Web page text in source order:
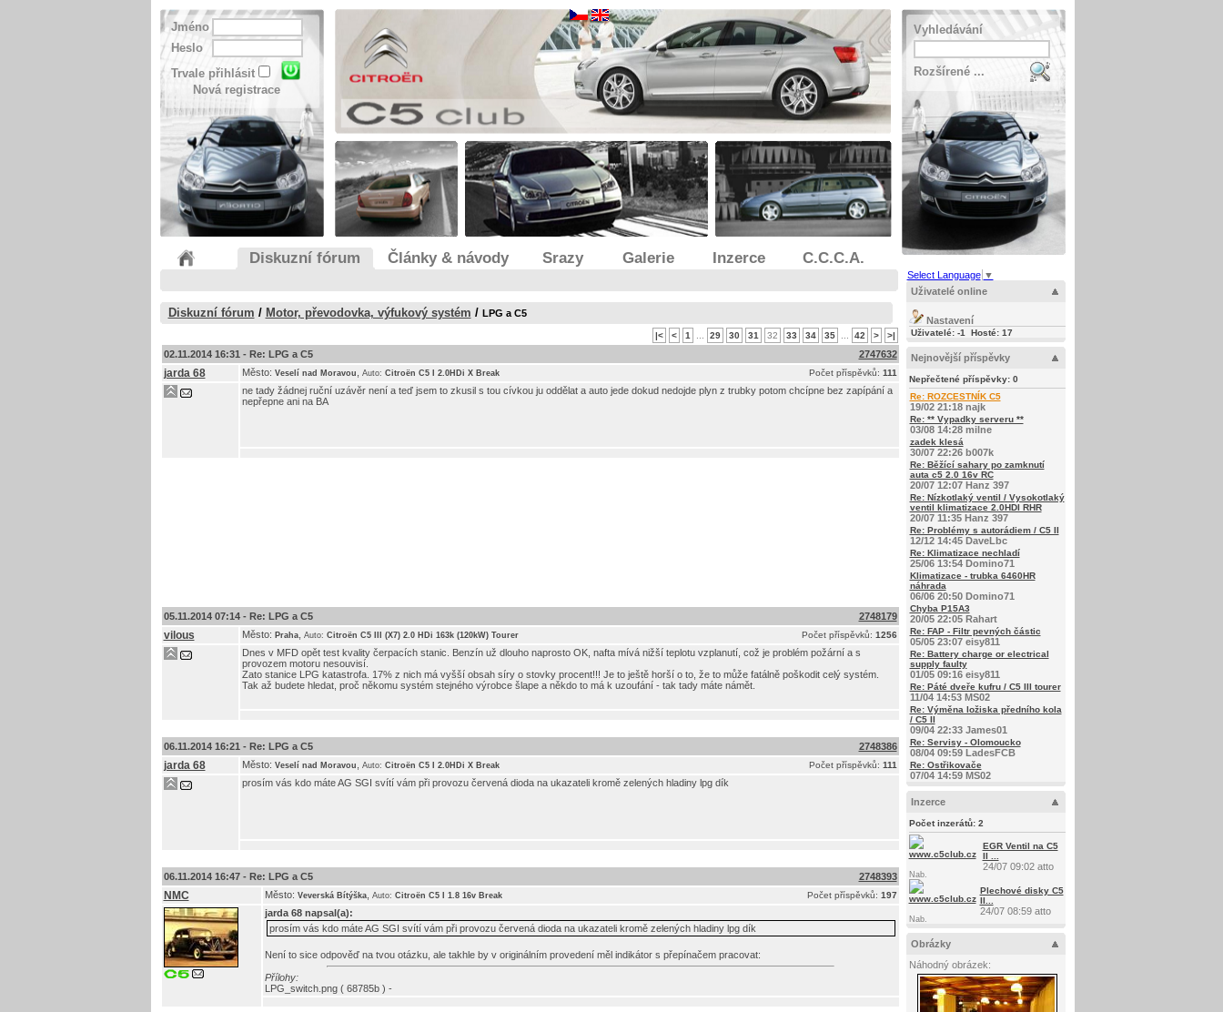
Jméno
Heslo
Trvale přihlásit
Nová registrace
Vyhledávání
Rozšírené ...
Diskuzní fórum Články & návody Srazy Galerie Inzerce C.C.C.A.
Diskuzní fórum / Motor, převodovka, výfukový systém / LPG a C5
|< < 1 29 30 31 32 33 34 35 42 > >|
02.11.2014 16:31 - Re: LPG a C5 2747632
jarda 68 Město: Veselí nad Moravou Auto: Citroën C5 I 2.0HDi X Break Počet příspěvků: 111
ne tady žádnej ruční uzávěr není a teď jsem to zkusil s tou cívkou ju oddělat a auto jede dokud nedojde plyn z trubky potom chcípne bez zapípání a
nepřepne ani na BA
05.11.2014 07:14 - Re: LPG a C5 2748179
vilous Město: Praha, Auto: Citroën C5 III (X7) 2.0 HDi 163k (120kW) Tourer Počet příspěvků: 1256
Dnes v MFD opět test kvality čerpacích stanic. Benzín už dlouho naprosto OK, nafta mívá nižší teplotu vzplanutí, což je problém požární a s
provozem motoru nesouvisí.
Zato stanice LPG katastrofa. 17% z nich má vyšší obsah síry o stovky procent!!! Je to ještě horší o to, že to může fatálně poškodit celý systém.
Tak až budete hledat, proč někomu systém stejného výrobce šlape a někdo to má k uzoufání - tak tady máte námět.
06.11.2014 16:21 - Re: LPG a C5 2748386
jarda 68 Město: Veselí nad Moravou Auto: Citroën C5 I 2.0HDi X Break Počet příspěvků: 111
prosím vás kdo máte AG SGI svítí vám při provozu červená dioda na ukazateli kromě zelených hladiny lpg dík
06.11.2014 16:47 - Re: LPG a C5 2748393
NMC Město: Veverská Bítýška, Auto: Citroën C5 I 1.8 16v Break Počet příspěvků: 197
jarda 68napsal(a):
prosím vás kdo máte AG SGI svítí vám při provozu červená dioda na ukazateli kromě zelených hladiny lpg dík
Není to sice odpověď na tvou otázku, ale takhle by v originálním provedení měl indikátor s přepínačem pracovat:
Přílohy:
LPG_switch.png ( 68785b ) -
Select Language ▼
Uživatelé online
Nastavení
Uživatelé: -1 Hosté: 17
Nejnovější příspěvky
Nepřečtené příspěvky: 0
Re: ROZCESTNÍK C5
19/02 21:18 najk
Re: ** Vypadky serveru **
03/08 14:28 milne
zadek klesá
30/07 22:26 b007k
Re: Běžící sahary po zamknutí
auta c5 2.0 16v RC
20/07 12:07 Hanz 397
Re: Nízkotlaký ventil / Vysokotlaký
ventil klimatizace 2.0HDI RHR
20/07 11:35 Hanz 397
Re: Problémy s autorádiem / C5 II
12/12 14:45 DaveLbc
Re: Klimatizace nechladí
25/06 13:54 Domino71
Klimatizace - trubka 6460HR
náhrada
06/06 20:50 Domino71
Chyba P15A3
20/05 22:05 Rahart
Re: FAP - Filtr pevných částic
05/05 23:07 eisy811
Re: Battery charge or electrical
supply faulty
01/05 09:16 eisy811
Re: Páté dveře kufru / C5 III tourer
11/04 14:53 MS02
Re: Výměna ložiska předního kola
/ C5 II
09/04 22:33 James01
Re: Servisy - Olomoucko
08/04 09:59 LadesFCB
Re: Ostřikovače
07/04 14:59 MS02
Inzerce
Počet inzerátů: 2
Nab.
EGR Ventil na C5
II ...
24/07 09:02 atto
Nab.
Plechové disky C5
II...
24/07 08:59 atto
Obrázky
Náhodný obrázek: